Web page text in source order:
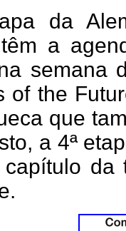
da
a
semana
of the
que
a 4ª
da